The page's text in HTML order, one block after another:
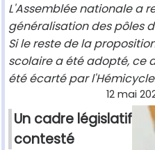
L'Assemblée nationale a
généralisation des pôles
Si le reste de la
scolaire a été adopté, ce
été écarté par
12 mai
Un cadre législatif
contesté